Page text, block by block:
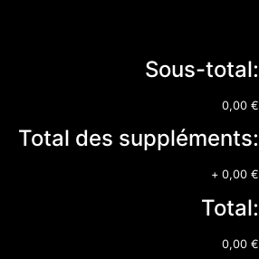
Sous-total:
0,00 €
Total des suppléments:
+ 0,00 €
Total:
0,00 €